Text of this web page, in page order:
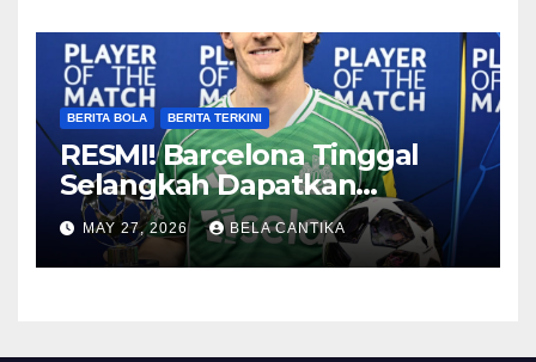
BERITA BOLA BERITA TERKINI
RESMI! Barcelona Tinggal
Selangkah Dapatkan
Anthony Gordon
MAY 27, 2026 BELA CANTIKA